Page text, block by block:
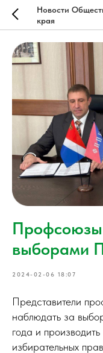
Новости
края
Профсоюзы
выборами
2024-02-06 18:07
Представители
наблюдать за
года и
избирательных